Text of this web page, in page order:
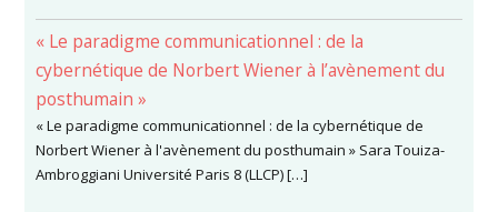
« Le paradigme communicationnel : de la
cybernétique de Norbert Wiener à l’avènement du
posthumain »
« Le paradigme communicationnel : de la cybernétique de
Norbert Wiener à l'avènement du posthumain » Sara Touiza-
Ambroggiani Université Paris 8 (LLCP) […]